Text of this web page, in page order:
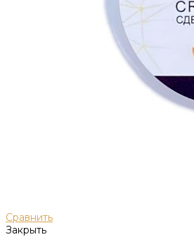
Сравнить
Закрыть